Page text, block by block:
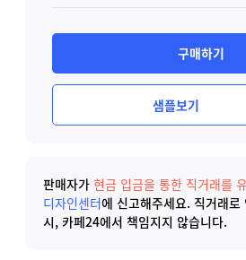
구매하기
샘플보기
판매자가 현금 입금을 통한 직거래를
디자인센터에 신고해주세요. 직거래로
시, 카페24에서 책임지지 않습니다.